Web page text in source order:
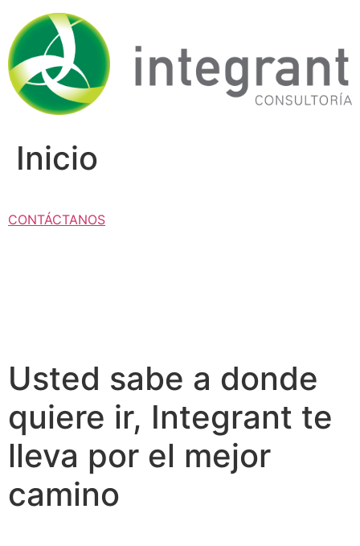
contenido
Inicio
CONTÁCTANOS
Usted sabe a donde
quiere ir, Integrant te
lleva por el mejor
camino